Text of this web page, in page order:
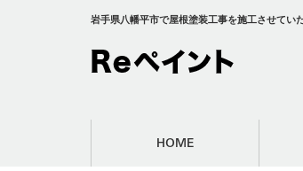
岩手県八幡平市で屋根塗装工事を施工させてい
HOME